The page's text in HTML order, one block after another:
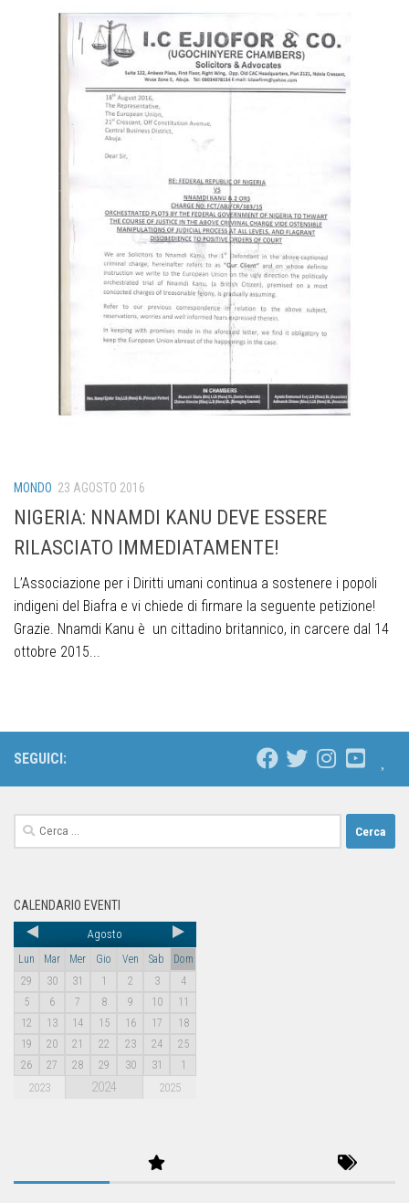
MONDO 23 AGOSTO 2016
NIGERIA: NNAMDI KANU DEVE ESSERE
RILASCIATO IMMEDIATAMENTE!
L’Associazione per i Diritti umani continua a sostenere i popoli
indigeni del Biafra e vi chiede di firmare la seguente petizione!
Grazie. Nnamdi Kanu è un cittadino britannico, in carcere dal 14
ottobre 2015...
SEGUICI:
CALENDARIO EVENTI
Agosto
Lun Mar Mer Gio Ven Sab
Dom
29
30 31 1 2 3
4
5
6 7 8 9 10
11
12
13 14 15 16 17
18
19
20 21 22 23 24
25
26
27 28 29 30 31 1
2023 2024 2025